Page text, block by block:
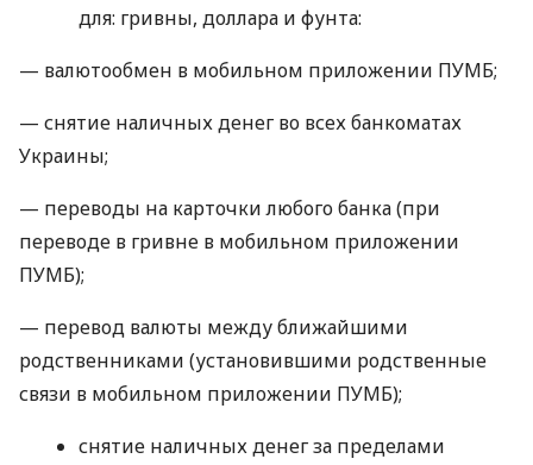
для: гривны, доллара и фунта:
— валютообмен в мобильном приложении ПУМБ;
— снятие наличных денег во всех банкоматах
Украины;
— переводы на карточки любого банка (при
переводе в гривне в мобильном приложении
ПУМБ);
— перевод валюты между ближайшими
родственниками (установившими родственные
связи в мобильном приложении ПУМБ);
снятие наличных денег за пределами